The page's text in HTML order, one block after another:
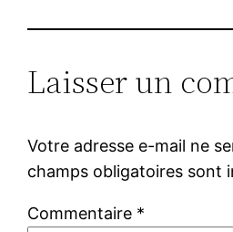
Laisser un
Votre adresse e-mail ne
champs obligatoires sont
Commentaire *